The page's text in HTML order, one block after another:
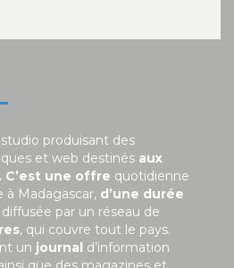
produisant des
et web destinés aux
C’est une offre quotidienne
à Madagascar, d’une durée
par un réseau de
, qui couvre tout le pays.
un journal d’information